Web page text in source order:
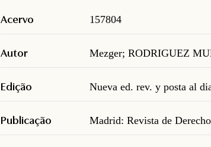
Acervo 157804
Autor Mezger; RODRIGUEZ
Edição Nueva ed. rev. y posta al
Publicação Madrid: Revista de